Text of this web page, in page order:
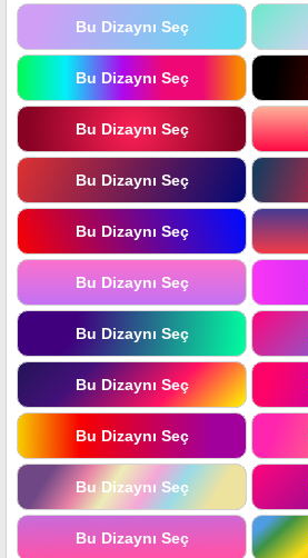
Bu Dizaynı Seç
Bu Dizaynı Seç
Bu Dizaynı Seç
Bu Dizaynı Seç
Bu Dizaynı Seç
Bu Dizaynı Seç
Bu Dizaynı Seç
Bu Dizaynı Seç
Bu Dizaynı Seç
Bu Dizaynı Seç
Bu Dizaynı Seç